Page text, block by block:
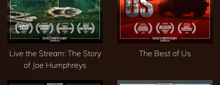
Live the Stream: The Story
of Joe Humphreys
The Best of Us